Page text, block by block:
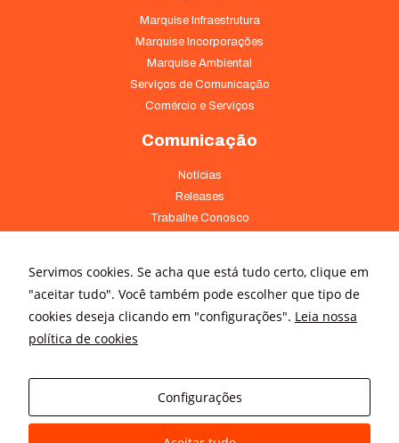
Marquise Infraestrutura
Marquise Incorporações
Marquise Ambiental
Serviços de Comunicação
Comércio e Serviços
Comunicação
Notícias
Releases
Trabalhe Conosco
Onde Estamos
Av. Pontes Vieira, 1838 - Dionísio Torres Fortaleza - CE 60135-238
(85) 4008-3322 ou 4008-3333
Paulo - SP 01452-000 - (11) 3166-5500
Servimos cookies. Se acha que está tudo certo, clique em
"aceitar tudo". Você também pode escolher que tipo de
cookies deseja clicando em "configurações". Leia nossa
política de cookies
Configurações